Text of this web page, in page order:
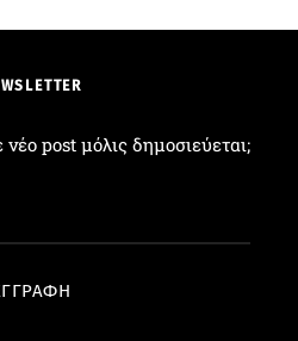
post μόλις δημοσιεύεται;